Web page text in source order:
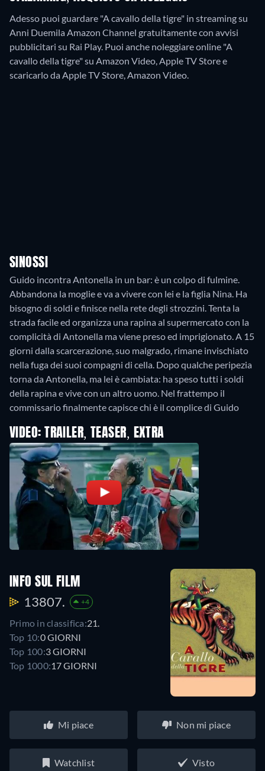
Adesso puoi guardare "A cavallo della tigre" in streaming su
Anni Duemila Amazon Channel gratuitamente con avvisi
pubblicitari su Rai Play. Puoi anche noleggiare online "A
cavallo della tigre" su Amazon Video, Apple TV Store e
scaricarlo da Apple TV Store, Amazon Video.
SINOSSI
Guido incontra Antonella in un bar: è un colpo di fulmine.
Abbandona la moglie e va a vivere con lei e la figlia Nina. Ha
bisogno di soldi e finisce nella rete degli strozzini. Tenta la
strada facile ed organizza una rapina al supermercato con la
complicità di Antonella ma viene preso ed imprigionato. A 15
giorni dalla scarcerazione, suo malgrado, rimane invischiato
nella fuga dei suoi compagni di cella. Dopo qualche peripezia
torna da Antonella, ma lei è cambiata: ha speso tutti i soldi
della rapina e vive con un altro uomo. Nel frattempo il
commissario finalmente capisce chi è il complice di Guido
VIDEO: TRAILER, TEASER, EXTRA
INFO SUL FILM
13807. +4
Primo in classifica:21.
Top 10:0 GIORNI
Top 100:3 GIORNI
Top 1000:17 GIORNI
Mi piace Non mi piace
Watchlist Visto